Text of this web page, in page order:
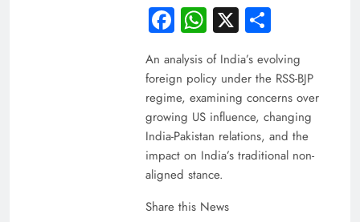
Facebook
WhatsApp
X Share
An analysis of India’s evolving
foreign policy under the RSS-BJP
regime, examining concerns over
growing US influence, changing
India-Pakistan relations, and the
impact on India’s traditional non-
aligned stance.
Share this News